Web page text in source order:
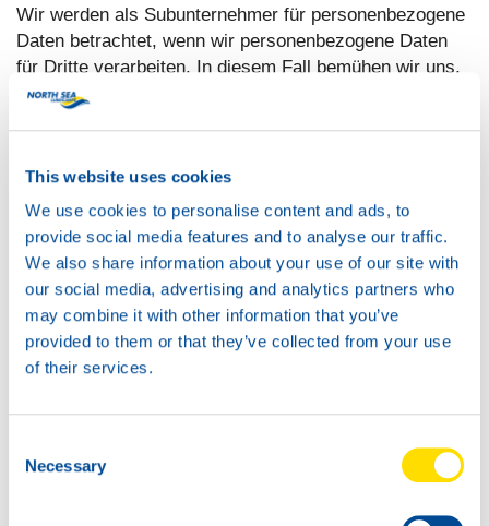
This website uses cookies
We use cookies to personalise content and ads, to
provide social media features and to analyse our traffic.
We also share information about your use of our site with
our social media, advertising and analytics partners who
may combine it with other information that you’ve
provided to them or that they’ve collected from your use
of their services.
Selection
Necessary
Wir werden als Subunternehmer für personenbezogene
Daten betrachtet, wenn wir personenbezogene Daten
für Dritte verarbeiten. In diesem Fall bemühen wir uns,
die erforderlichen organisatorischen und technischen
Zerstörung, unbeabsichtigtem Verlust sowie vor jeder
unberechtigten Datenverarbeitung zu schützen.
2.3.2. Wir als Datenverantwortlicher
Wir werden als Datenverantwortlicher betrachtet, wenn
wir selbst die Ziele und Mittel für die Verarbeitung
2.3.4 finden nur Anwendung, wenn wir als